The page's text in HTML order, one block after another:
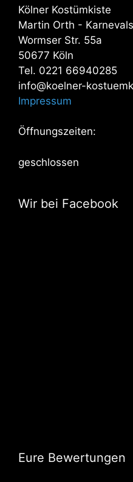
Kölner Kostümkiste
Martin Orth -
Wormser Str. 55a
50677 Köln
Tel. 0221 66940285
info@koelner-
Impressum
Öffnungszeiten:
geschlossen
Wir bei Facebook
Eure Bewertungen